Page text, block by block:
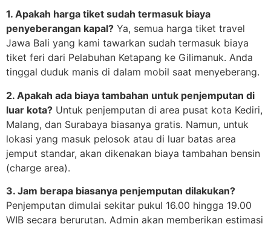
1. Apakah harga tiket sudah termasuk biaya
penyeberangan kapal? Ya, semua harga tiket travel
Jawa Bali yang kami tawarkan sudah termasuk biaya
tiket feri dari Pelabuhan Ketapang ke Gilimanuk. Anda
tinggal duduk manis di dalam mobil saat menyeberang.
2. Apakah ada biaya tambahan untuk penjemputan di
luar kota? Untuk penjemputan di area pusat kota Kediri,
Malang, dan Surabaya biasanya gratis. Namun, untuk
lokasi yang masuk pelosok atau di luar batas area
jemput standar, akan dikenakan biaya tambahan bensin
(charge area).
3. Jam berapa biasanya penjemputan dilakukan?
Penjemputan dimulai sekitar pukul 16.00 hingga 19.00
WIB secara berurutan. Admin akan memberikan estimasi